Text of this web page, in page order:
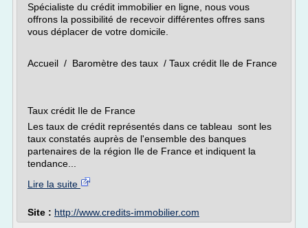
Spécialiste du crédit immobilier en ligne, nous vous
offrons la possibilité de recevoir différentes offres sans
vous déplacer de votre domicile.
Accueil / Baromètre des taux / Taux crédit Ile de France
Taux crédit Ile de France
Les taux de crédit représentés dans ce tableau sont les
taux constatés auprès de l'ensemble des banques
partenaires de la région Ile de France et indiquent la
tendance...
Lire la suite
Site : http://www.credits-immobilier.com